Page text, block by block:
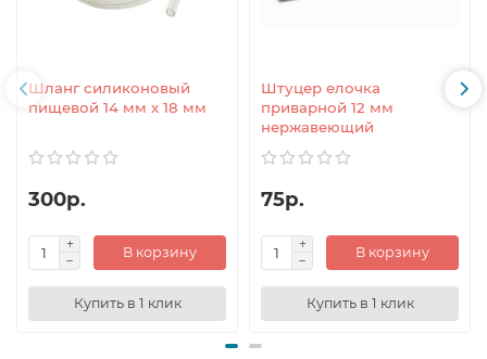
Шланг силиконовый
пищевой 14 мм x 18 мм
300р.
В корзину
Купить в 1 клик
Штуцер елочка
приварной 12 мм
нержавеющий
75р.
В корзину
Купить в 1 клик